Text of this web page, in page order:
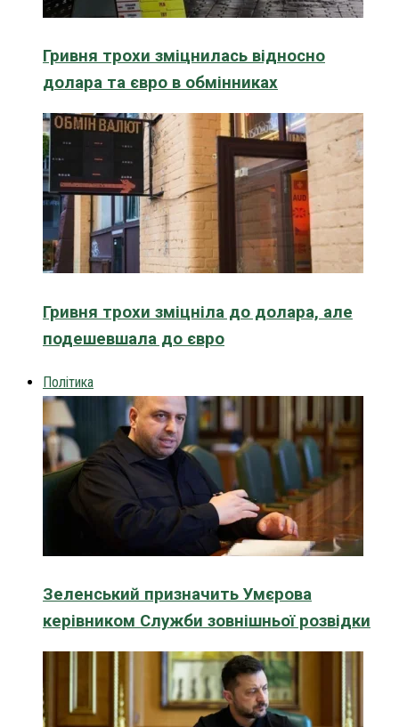
Гривня трохи зміцнилась відносно
долара та євро в обмінниках
Гривня трохи зміцніла до долара, але
подешевшала до євро
Політика
Зеленський призначить Умєрова
керівником Служби зовнішньої розвідки